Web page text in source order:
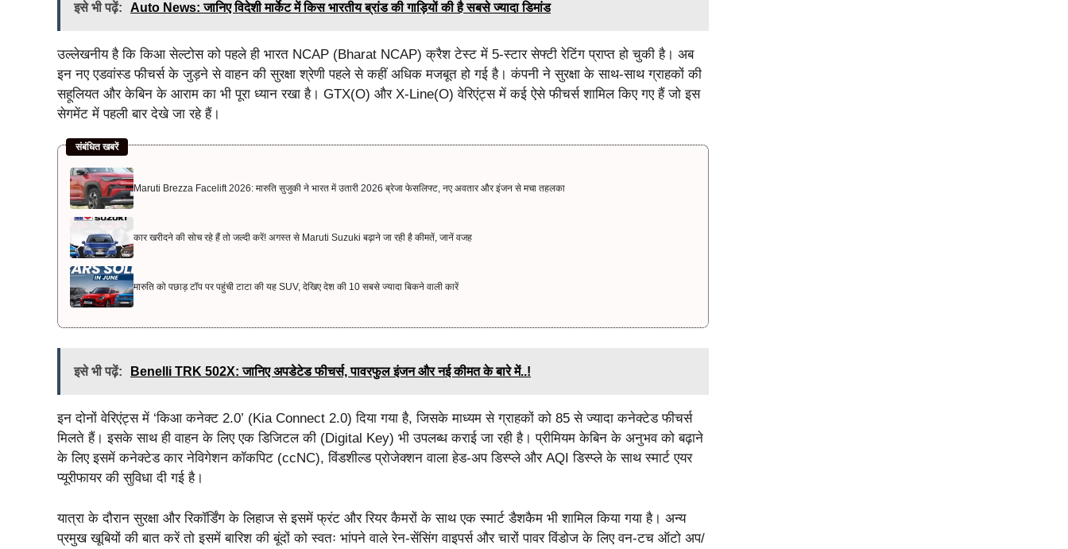
इसे भी पढ़ें: Auto News: जानिए विदेशी मार्केट में किस भारतीय ब्रांड की गाड़ियों की है सबसे ज्यादा डिमांड
उल्लेखनीय है कि किआ सेल्टोस को पहले ही भारत NCAP (Bharat NCAP) क्रैश टेस्ट में 5-स्टार सेफ्टी रेटिंग प्राप्त हो चुकी है। अब
इन नए एडवांस्ड फीचर्स के जुड़ने से वाहन की सुरक्षा श्रेणी पहले से कहीं अधिक मजबूत हो गई है। कंपनी ने सुरक्षा के साथ-साथ ग्राहकों की
सहूलियत और केबिन के आराम का भी पूरा ध्यान रखा है। GTX(O) और X-Line(O) वेरिएंट्स में कई ऐसे फीचर्स शामिल किए गए हैं जो इस
सेगमेंट में पहली बार देखे जा रहे हैं।
संबंधित खबरें
Maruti Brezza Facelift 2026: मारुति सुजुकी ने भारत में उतारी 2026 ब्रेजा फेसलिफ्ट, नए अवतार और इंजन से मचा तहलका
कार खरीदने की सोच रहे हैं तो जल्दी करें! अगस्त से Maruti Suzuki बढ़ाने जा रही है कीमतें, जानें वजह
मारुति को पछाड़ टॉप पर पहुंची टाटा की यह SUV, देखिए देश की 10 सबसे ज्यादा बिकने वाली कारें
इसे भी पढ़ें: Benelli TRK 502X: जानिए अपडेटेड फीचर्स, पावरफुल इंजन और नई कीमत के बारे में..!
इन दोनों वेरिएंट्स में ‘किआ कनेक्ट 2.0’ (Kia Connect 2.0) दिया गया है, जिसके माध्यम से ग्राहकों को 85 से ज्यादा कनेक्टेड फीचर्स
मिलते हैं। इसके साथ ही वाहन के लिए एक डिजिटल की (Digital Key) भी उपलब्ध कराई जा रही है। प्रीमियम केबिन के अनुभव को बढ़ाने
के लिए इसमें कनेक्टेड कार नेविगेशन कॉकपिट (ccNC), विंडशील्ड प्रोजेक्शन वाला हेड-अप डिस्प्ले और AQI डिस्प्ले के साथ स्मार्ट एयर
प्यूरीफायर की सुविधा दी गई है।
यात्रा के दौरान सुरक्षा और रिकॉर्डिंग के लिहाज से इसमें फ्रंट और रियर कैमरों के साथ एक स्मार्ट डैशकैम भी शामिल किया गया है। अन्य
प्रमुख खूबियों की बात करें तो इसमें बारिश की बूंदों को स्वतः भांपने वाले रेन-सेंसिंग वाइपर्स और चारों पावर विंडोज के लिए वन-टच ऑटो अप/